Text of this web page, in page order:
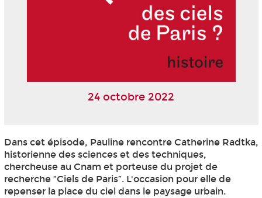
24 octobre 2022
Dans cet épisode, Pauline rencontre Catherine Radtka,
historienne des sciences et des techniques,
chercheuse au Cnam et porteuse du projet de
recherche “Ciels de Paris”. L'occasion pour elle de
repenser la place du ciel dans le paysage urbain.